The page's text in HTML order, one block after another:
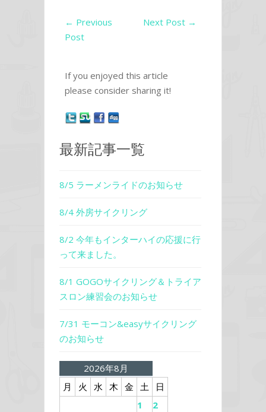
← Previous
Post
Next Post →
If you enjoyed this article
please consider sharing it!
最新記事一覧
8/5 ラーメンライドのお知らせ
8/4 外房サイクリング
8/2 今年もインターハイの応援に行
って来ました。
8/1 GOGOサイクリング＆トライア
スロン練習会のお知らせ
7/31 モーコン&easyサイクリング
のお知らせ
2026年8月
月
火 水 木 金 土
日
1
2